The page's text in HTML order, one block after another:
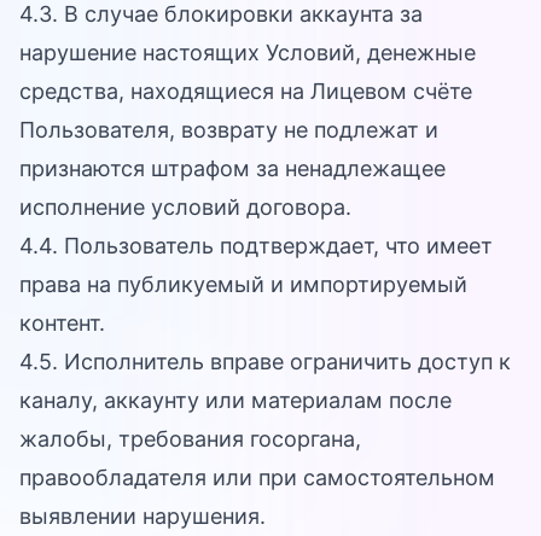
4.3. В случае блокировки аккаунта за
нарушение настоящих Условий, денежные
средства, находящиеся на Лицевом счёте
Пользователя, возврату не подлежат и
признаются штрафом за ненадлежащее
исполнение условий договора.
4.4. Пользователь подтверждает, что имеет
права на публикуемый и импортируемый
контент.
4.5. Исполнитель вправе ограничить доступ к
каналу, аккаунту или материалам после
жалобы, требования госоргана,
правообладателя или при самостоятельном
выявлении нарушения.